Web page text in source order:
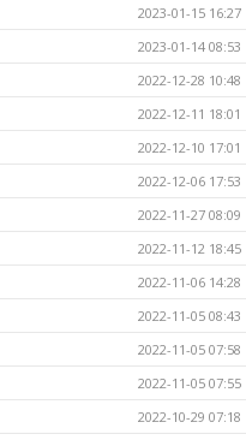
2023-01-15 16:27
2023-01-14 08:53
2022-12-28 10:48
2022-12-11 18:01
2022-12-10 17:01
2022-12-06 17:53
2022-11-27 08:09
2022-11-12 18:45
2022-11-06 14:28
2022-11-05 08:43
2022-11-05 07:58
2022-11-05 07:55
2022-10-29 07:18